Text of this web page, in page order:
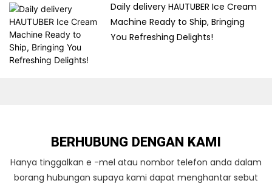
Daily delivery HAUTUBER Ice Cream
Machine Ready to Ship, Bringing
You Refreshing Delights!
BERHUBUNG DENGAN KAMI
Hanya tinggalkan e -mel atau nombor telefon anda dalam
borang hubungan supaya kami dapat menghantar sebut